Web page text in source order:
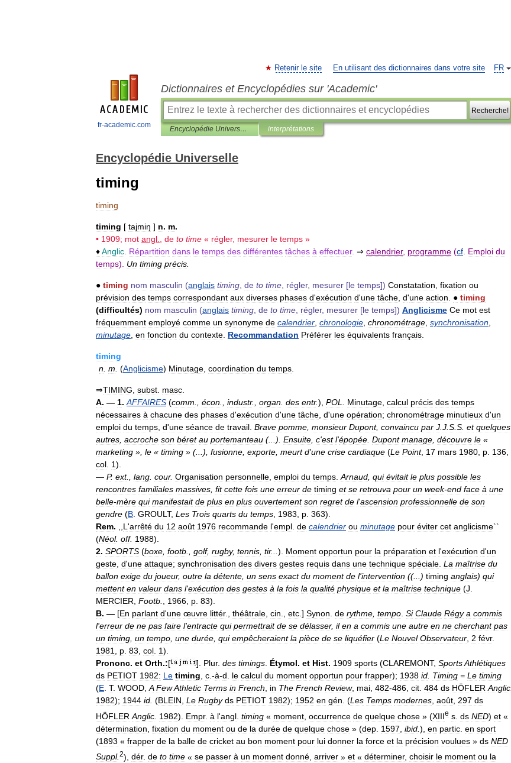
fr-academic.com
FR
Retenir le site En utilisant des dictionnaires dans votre site
Dictionnaires et Encyclopédies sur 'Academic'
Recherche!
Encyclopédie Universelle interprétations
Encyclopédie Universelle
timing
timing
timing [ tajmiŋ ] n. m.
• 1909; mot angl de to time « régler, mesurer le temps »
♦Anglic Répartition dans le temps des différentes tâches à effectuer. ⇒ calendrier, programme (cf Emploi du
temps). Un timing précis
● timing nom masculin (anglais timing de to time régler, mesurer [le temps]) Constatation fixation ou
prévision des temps correspondant aux diverses phases d'exécution d'une tâche d'une action ● timing
(difficultés) nom masculin (anglais timing de to time régler, mesurer [le temps]) Anglicisme Ce mot est
fréquemment employé comme un synonyme de calendrier chronologie chronométrage synchronisation
minutage en fonction du contexte Recommandation Préférer les équivalents français
timing
n m (Anglicisme) Minutage coordination du temps
⇒TIMING subst masc
A. — 1. AFFAIRES (comm écon industr., organ des entr.), POL Minutage calcul précis des temps
nécessaires à chacune des phases d'exécution d'une tâche d'une opération; chronométrage minutieux d'un
emploi du temps d'une séance de travail Brave pomme monsieur Dupont, convaincu par J J S S et quelques
autres accroche son béret au portemanteau (...). Ensuite c'est l'épopée Dupont manage découvre le «
marketing », le « timing » (...), fusionne exporte meurt d'une crise cardiaque (Le Point, 17 mars 1980 p 136
col 1).
— P. ext., lang cour. Organisation personnelle emploi du temps Arnaud qui évitait le plus possible les
rencontres familiales massives fit cette fois une erreur de timing et se retrouva pour un week-end face à une
belle-mère qui manifestait de plus en plus ouvertement son regret de l'ascension professionnelle de son
gendre (B GROULT, Les Trois quarts du temps 1983 p 363).
Rem. L 'arrêté du 12 août 1976 recommande l'empl de calendrier ou minutage pour éviter cet anglicisme``
(Néol. off. 1988).
2. SPORTS (boxe footb golf, rugby, tennis tir... ). Moment opportun pour la préparation et l'exécution d'un
geste d'une attaque; synchronisation des divers gestes requis dans une technique spéciale La maîtrise du
ballon exige du joueur, outre la détente un sens exact du moment de l'intervention ((...) timing anglais) qui
mettent en valeur dans l'exécution des gestes à la fois la qualité physique et la maîtrise technique (J
MERCIER Footb 1966 p 83).
B. — [En parlant d'une œuvre littér., théâtrale cin etc .] Synon de rythme tempo Si Claude Régy a commis
l'erreur de ne pas faire l'entracte qui permettrait de se délasser, il en a commis une autre en ne cherchant pas
un timing un tempo une durée qui empêcheraient la pièce de se liquéfier (Le Nouvel Observateur 2 févr.
1981
p 83 col 1).
Prononc. et Orth.:[ ]. Plur. des timings Étymol. et Hist. 1909 sports (CLAREMONT, SportsAthlétiques
ds PETIOT 1982: Le timing c .-à-d le calcul du moment opportun pour frapper); 1938 id Timing = Le timing
(E T. WOOD A FewAthletic Terms in French in The French Review, mai 482-486 cit 484 ds HÖFLER Anglic
1982); 1944 id (BLEIN Le Rugby ds PETIOT 1982); 1952 en gén . (Les Temps modernes août 297 ds
HÖFLER Anglic 1982). Empr. à l'angl timing « moment occurrence de quelque chose » (XIIIe s ds NED) et «
détermination fixation du moment ou de la durée de quelque chose » (dep 1597 ibid ), en partic en sport
(1893 « frapper de la balle de cricket au bon moment pour lui donner la force et la précision voulues » ds NED
Suppl. 2), dér. de to time « se passer à un moment donné arriver » et « déterminer, choisir le moment ou la